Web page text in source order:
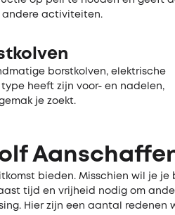
andere activiteiten.
borstkolven, elektrische
heeft zijn voor- en nadelen,
je zoekt.
bieden. Misschien wil je je
tijd en vrijheid nodig om
Hier zijn een aantal redenen